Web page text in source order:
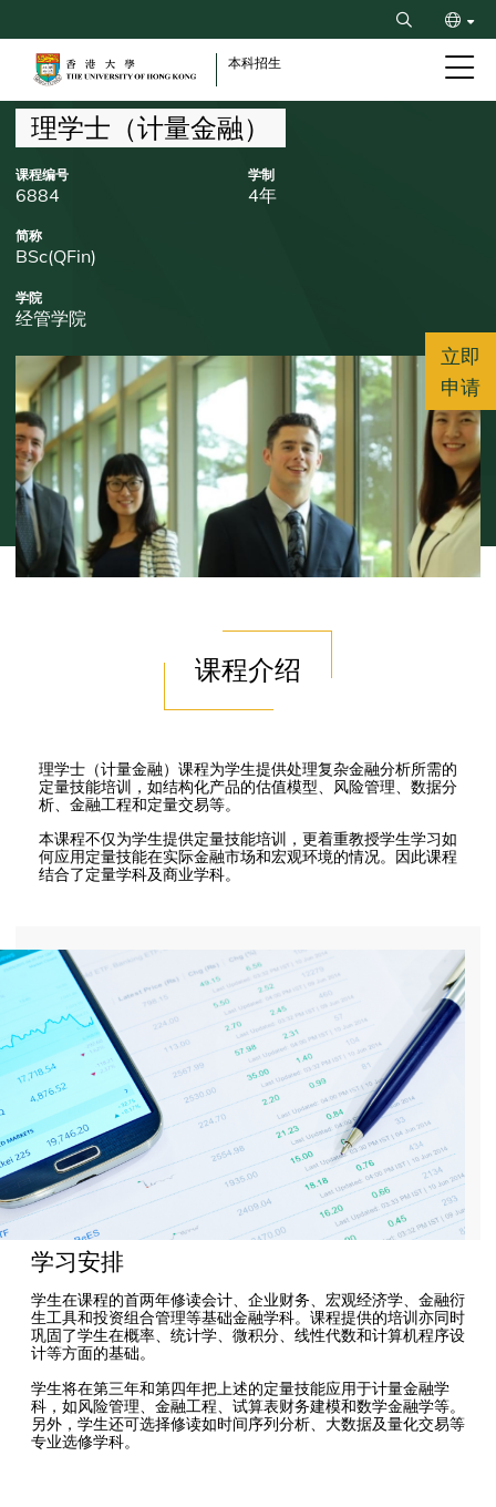
to
content
Search
繁
本科招生
Breadcrumb
理学士（计量金融）
课程编号
6884
学制
4年
简称
BSc(QFin)
学院
经管学院
课程介绍
理学士（计量金融）课程为学生提供处理复杂金融分析所需的
定量技能培训，如结构化产品的估值模型、风险管理、数据分
析、金融工程和定量交易等。
本课程不仅为学生提供定量技能培训，更着重教授学生学习如
何应用定量技能在实际金融市场和宏观环境的情况。因此课程
结合了定量学科及商业学科。
学习安排
学生在课程的首两年修读会计、企业财务、宏观经济学、金融衍
生工具和投资组合管理等基础金融学科。课程提供的培训亦同时
巩固了学生在概率、统计学、微积分、线性代数和计算机程序设
计等方面的基础。
学生将在第三年和第四年把上述的定量技能应用于计量金融学
科，如风险管理、金融工程、试算表财务建模和数学金融学等。
另外，学生还可选择修读如时间序列分析、大数据及量化交易等
专业选修学科。
立即
申请